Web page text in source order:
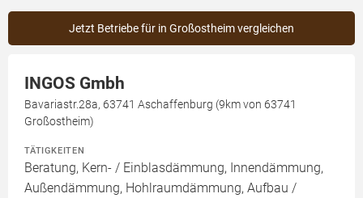
Jetzt Betriebe für in Großostheim vergleichen
INGOS Gmbh
Bavariastr.28a, 63741 Aschaffenburg (9km von 63741
Großostheim)
TÄTIGKEITEN
Beratung, Kern- / Einblasdämmung, Innendämmung,
Außendämmung, Hohlraumdämmung, Aufbau /